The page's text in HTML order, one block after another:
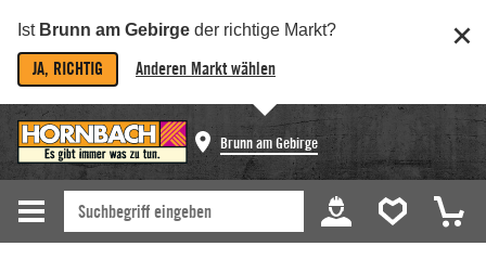
Ist Brunn am Gebirge der richtige Markt?
JA, RICHTIG Anderen Markt wählen
Brunn am Gebirge